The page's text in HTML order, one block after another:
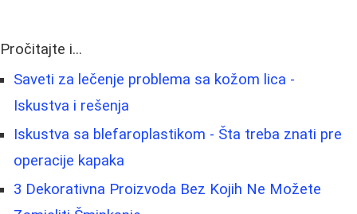
Pročitajte i...
Saveti za lečenje problema sa kožom lica -
Iskustva i rešenja
Iskustva sa blefaroplastikom - Šta treba znati pre
operacije kapaka
3 Dekorativna Proizvoda Bez Kojih Ne Možete